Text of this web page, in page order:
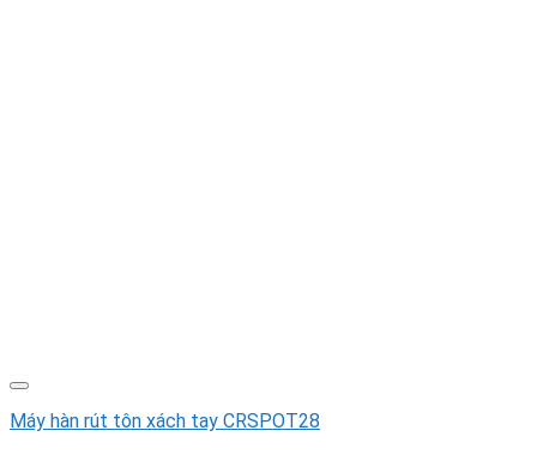
Máy hàn rút tôn xách tay CRSPOT28